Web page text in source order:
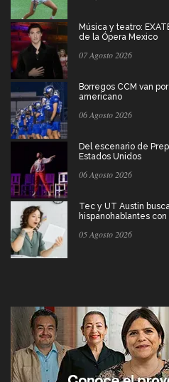
Música y teatro:
de la Ópera Mexico
07 Agosto 2026
Borregos CCM van
americano
06 Agosto 2026
Del escenario de
Estados Unidos
06 Agosto 2026
Tec y UT Austin
hispanohablantes con
05 Agosto 2026